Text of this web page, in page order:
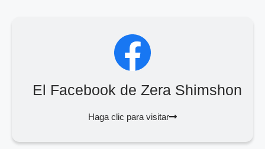
El Facebook de Zera Shimshon
Haga clic para visitar